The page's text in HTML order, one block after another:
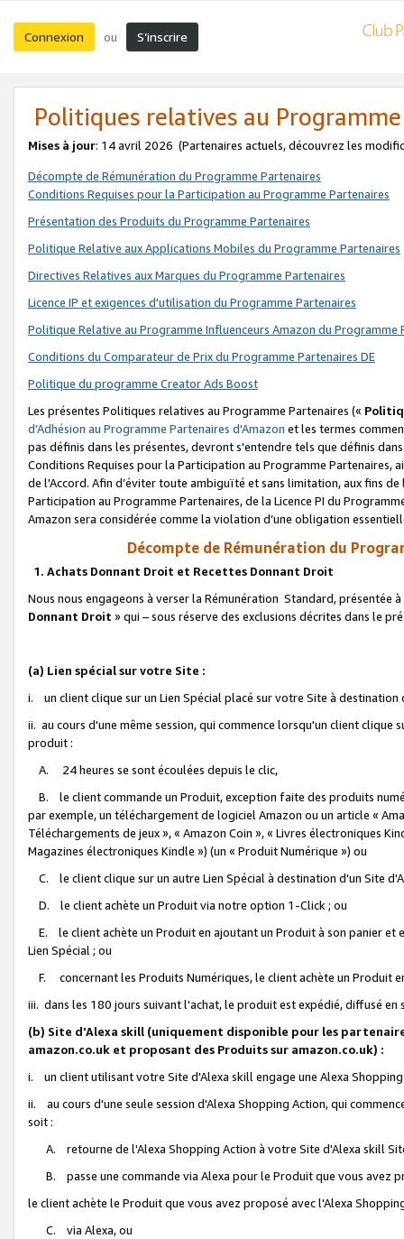
Connexion ou S’inscrire
Politiques relatives au
Mises à jour: 14 avril 2026 (Partenaires actuels, découvrez les
Décompte de Rémunération du Programme Partenaires
Conditions Requises pour la Participation au Programme Partenaires
Présentation des Produits du Programme Partenaires
Politique Relative aux Applications Mobiles du Programme Partenaires
Directives Relatives aux Marques du Programme Partenaires
Licence IP et exigences d'utilisation du Programme Partenaires
Politique Relative au Programme Influenceurs Amazon du Programme
Conditions du Comparateur de Prix du Programme Partenaires DE
Politique du programme Creator Ads Boost
Les présentes Politiques relatives au Programme Partenaires («
d’Adhésion au Programme Partenaires d'Amazon et les termes
pas définis dans les présentes, devront s'entendre tels que définis
Conditions Requises pour la Participation au Programme Partenaires,
de l'Accord. Afin d’éviter toute ambiguïté et sans limitation, aux fins
Participation au Programme Partenaires, de la Licence PI du
Amazon sera considérée comme la violation d’une obligation
Décompte de Rémunération du
1. Achats Donnant Droit et Recettes Donnant Droit
Nous nous engageons à verser la Rémunération Standard, présentée
Donnant Droit » qui – sous réserve des exclusions décrites dans le
(a) Lien spécial sur votre Site :
i. un client clique sur un Lien Spécial placé sur votre Site à destination
ii. au cours d'une même session, qui commence lorsqu'un client
produit :
A. 24 heures se sont écoulées depuis le clic,
B. le client commande un Produit, exception faite des produits
par exemple, un téléchargement de logiciel Amazon ou un article «
Téléchargements de jeux », « Amazon Coin », « Livres électroniques
Magazines électroniques Kindle ») (un « Produit Numérique ») ou
C. le client clique sur un autre Lien Spécial à destination d'un Site
D. le client achète un Produit via notre option 1-Click ; ou
E. le client achète un Produit en ajoutant un Produit à son panier et
Lien Spécial ; ou
F. concernant les Produits Numériques, le client achète un Produit
iii. dans les 180 jours suivant l'achat, le produit est expédié, diffusé
(b) Site d'Alexa skill (uniquement disponible pour les
amazon.co.uk et proposant des Produits sur amazon.co.uk) :
i. un client utilisant votre Site d'Alexa skill engage une Alexa
ii. au cours d'une seule session d'Alexa Shopping Action, qui
soit :
A. retourne de l'Alexa Shopping Action à votre Site d'Alexa skill
B. passe une commande via Alexa pour le Produit que vous avez
le client achète le Produit que vous avez proposé avec l'Alexa
C. via Alexa, ou